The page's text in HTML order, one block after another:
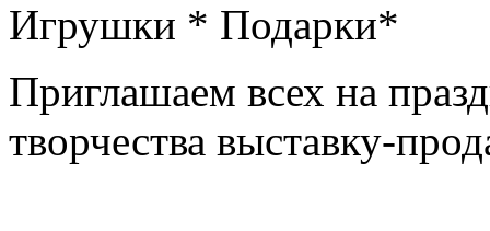
Игрушки * Подарки*
Приглашаем всех на
творчества выставку-